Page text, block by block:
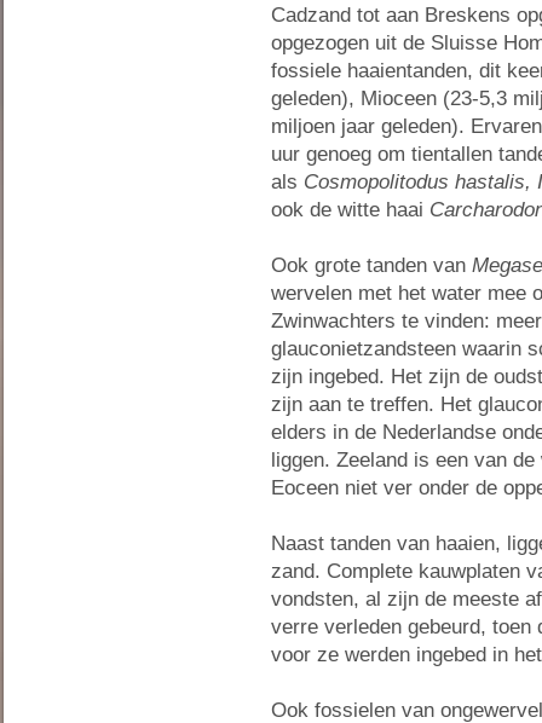
Cadzand tot aan Breskens
opgezogen uit de Sluisse
fossiele haaientanden, dit
geleden), Mioceen (23-5,3
miljoen jaar geleden).
uur genoeg om tientallen
als Cosmopolitodus hastalis,
ook de witte haai
Ook grote tanden van
wervelen met het water mee
Zwinwachters te vinden:
glauconietzandsteen waarin
zijn ingebed. Het zijn de
zijn aan te treffen. Het
elders in de Nederlandse
liggen. Zeeland is een van
Eoceen niet ver onder de
Naast tanden van haaien,
zand. Complete kauwplaten
vondsten, al zijn de meeste
verre verleden gebeurd, toen
voor ze werden ingebed in
Ook fossielen van